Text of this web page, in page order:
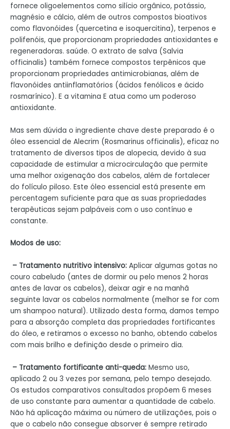
fornece oligoelementos como silício orgânico, potássio,
magnésio e cálcio, além de outros compostos bioativos
como flavonóides (quercetina e isoquercitina), terpenos e
polifenóis, que proporcionam propriedades antioxidantes e
regeneradoras. saúde. O extrato de salva (Salvia
officinalis) também fornece compostos terpênicos que
proporcionam propriedades antimicrobianas, além de
flavonóides antiinflamatórios (ácidos fenólicos e ácido
rosmarínico). E a vitamina E atua como um poderoso
antioxidante.
Mas sem dúvida o ingrediente chave deste preparado é o
óleo essencial de Alecrim (Rosmarinus officinalis), eficaz no
tratamento de diversos tipos de alopecia, devido à sua
capacidade de estimular a microcirculação que permite
uma melhor oxigenação dos cabelos, além de fortalecer
do folículo piloso. Este óleo essencial está presente em
percentagem suficiente para que as suas propriedades
terapêuticas sejam palpáveis ​​com o uso contínuo e
constante.
Modos de uso:
– Tratamento nutritivo intensivo: Aplicar algumas gotas no
couro cabeludo (antes de dormir ou pelo menos 2 horas
antes de lavar os cabelos), deixar agir e na manhã
seguinte lavar os cabelos normalmente (melhor se for com
um shampoo natural). Utilizado desta forma, damos tempo
para a absorção completa das propriedades fortificantes
do óleo, e retiramos o excesso no banho, obtendo cabelos
com mais brilho e definição desde o primeiro dia.
– Tratamento fortificante anti-queda: Mesmo uso,
aplicado 2 ou 3 vezes por semana, pelo tempo desejado.
Os estudos comparativos consultados propõem 6 meses
de uso constante para aumentar a quantidade de cabelo.
Não há aplicação máxima ou número de utilizações, pois o
que o cabelo não consegue absorver é sempre retirado